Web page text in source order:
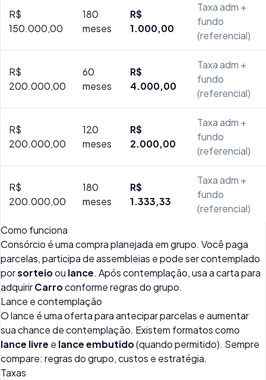
R$
150.000,00
180
meses
R$
1.000,00
Taxa adm +
fundo
(referencial)
R$
200.000,00
60
meses
R$
4.000,00
Taxa adm +
fundo
(referencial)
R$
200.000,00
120
meses
R$
2.000,00
Taxa adm +
fundo
(referencial)
R$
200.000,00
180
meses
R$
1.333,33
Taxa adm +
fundo
(referencial)
Como funciona
Consórcio é uma compra planejada em grupo. Você paga
parcelas, participa de assembleias e pode ser contemplado
porsorteioou lance. Após contemplação, usa a carta para
adquirirCarroconforme regras do grupo.
Lance e contemplação
O lance é uma oferta para antecipar parcelas e aumentar
sua chance de contemplação. Existem formatos como
lance livre e lance embutido(quando permitido). Sempre
compare: regras do grupo, custos e estratégia.
Taxas